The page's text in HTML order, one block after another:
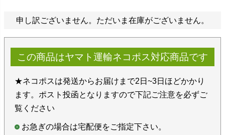
申し訳ございません。ただいま在庫がございません。
この商品はヤマト運輸ネコポス対応商品です
★ネコポスは発送からお届けまで2日~3日ほどかかり
ます。ポスト投函となりますので下記ご注意を必ずご
覧ください
お急ぎの場合は宅配便をご指定下さい。